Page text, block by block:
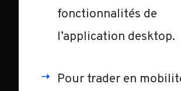
fonctionnalités de
l’application desktop.
Pour trader en